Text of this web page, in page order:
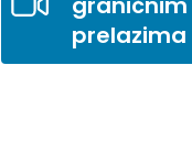
prelazima